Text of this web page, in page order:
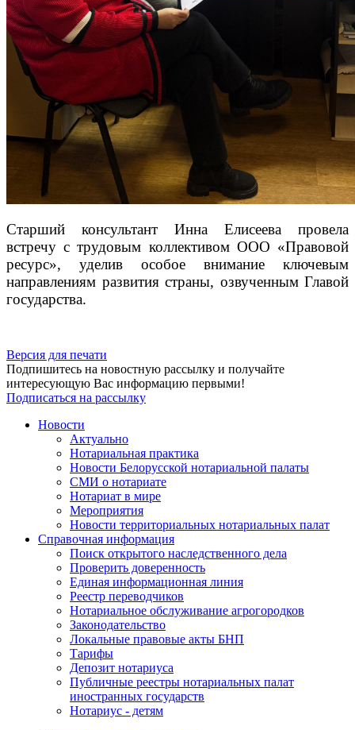
Старший консультант Инна Елисеева провела
встречу с трудовым коллективом ООО «Правовой
ресурс», уделив особое внимание ключевым
направлениям развития страны, озвученным Главой
государства.
Версия для печати
Подпишитесь на новостную рассылку и получайте
интересующую Вас информацию первыми!
Подписаться на рассылку
Новости
Актуально
Нотариальная практика
Новости Белорусской нотариальной палаты
СМИ о нотариате
Нотариат в мире
Мероприятия
Новости территориальных нотариальных палат
Справочная информация
Поиск открытого наследственного дела
Проверить доверенность
Единая информационная линия
Реестр переводчиков
Нотариальное обслуживание агрогородков
Законодательство
Локальные правовые акты БНП
Тарифы
Депозит нотариуса
Публичные реестры нотариальных палат
иностранных государств
Нотариус - детям